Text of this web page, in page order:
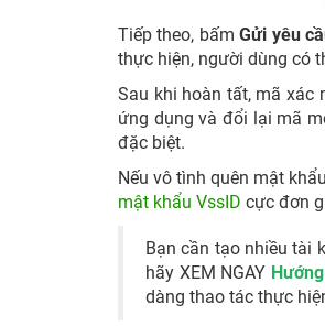
Tiếp theo, bấm Gửi yêu
thực hiện, người dùng có
Sau khi hoàn tất, mã xác
ứng dụng và đổi lại mã
đặc biệt.
Nếu vô tình quên mật
mật khẩu VssID cực đơn
Bạn cần tạo nhiều tài
hãy XEM NGAY
dàng thao tác thực